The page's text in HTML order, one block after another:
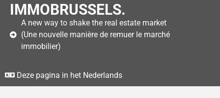
IMMOBRUSSELS.
A new way to shake the real estate market
(Une nouvelle manière de remuer le marché
immobilier)
Deze pagina in het Nederlands